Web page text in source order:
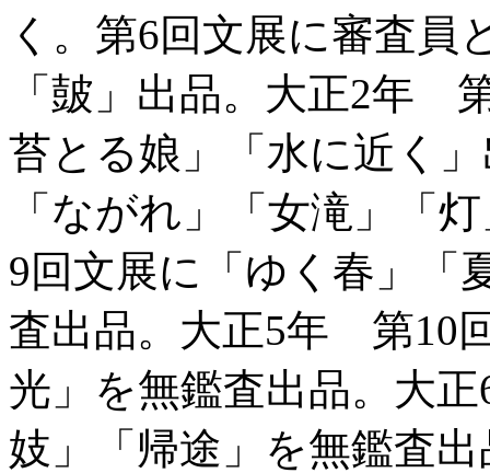
く。第6回文展に審査員
「皷」出品。大正2年
苔とる娘」「水に近く
「ながれ」「女滝」「
9回文展に「ゆく春」「
査出品。大正5年 第10
光」を無鑑査出品。大
妓」「帰途」を無鑑査